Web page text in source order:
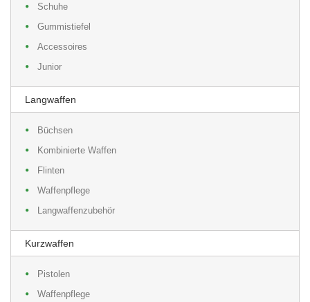
Schuhe
Gummistiefel
Accessoires
Junior
Langwaffen
Büchsen
Kombinierte Waffen
Flinten
Waffenpflege
Langwaffenzubehör
Kurzwaffen
Pistolen
Waffenpflege